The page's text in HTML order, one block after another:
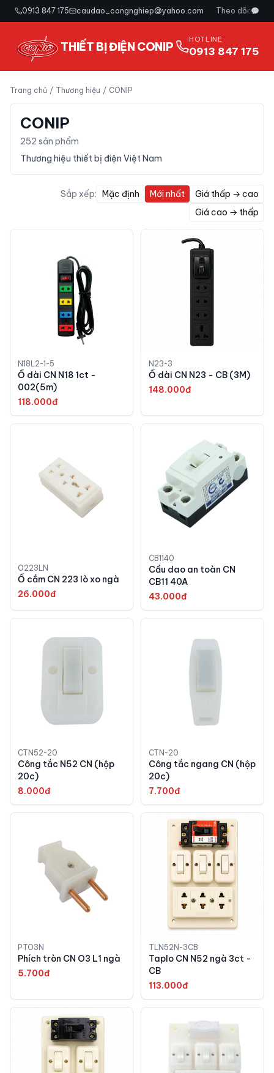
0913 847 175 caudao_congnghiep@yahoo.com Theo dõi:
THIẾT BỊ ĐIỆN CONIP
HOTLINE
0913 847 175
Trang chủ / Thương hiệu / CONIP
CONIP
252 sản phẩm
Thương hiệu thiết bị điện Việt Nam
Sắp xếp: Mặc định Mới nhất
Giá thấp → cao
Giá cao → thấp
N18L2-1-5
Ổ dài CN N18 1ct -
002(5m)
118.000đ
N23-3
Ổ dài CN N23 - CB (3M)
148.000đ
O223LN
Ổ cắm CN 223 lò xo ngà
26.000đ
CB1140
Cầu dao an toàn CN
CB11 40A
43.000đ
CTN52-20
Công tắc N52 CN (hộp
20c)
8.000đ
CTN-20
Công tắc ngang CN (hộp
20c)
7.700đ
PTO3N
Phích tròn CN O3 L1 ngà
5.700đ
TLN52N-3CB
Taplo CN N52 ngà 3ct -
CB
113.000đ